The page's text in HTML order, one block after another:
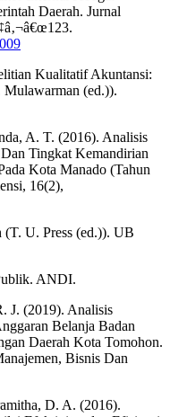
Daerah. Jurnal
Kualitatif Akuntansi:
(ed.)).
A. T. (2016). Analisis
Tingkat Kemandirian
Kota Manado (Tahun
16(2),
U. Press (ed.)). UB
ANDI.
J. (2019). Analisis
Belanja Badan
Daerah Kota Tomohon.
Bisnis Dan
D. A. (2016).